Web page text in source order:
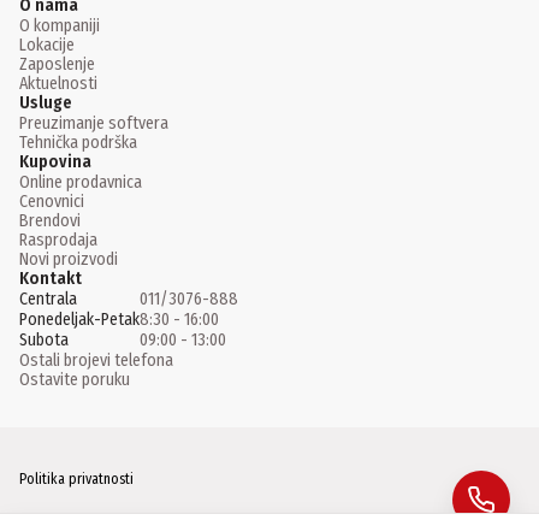
O nama
O kompaniji
Lokacije
Zaposlenje
Aktuelnosti
Usluge
Preuzimanje softvera
Tehnička podrška
Kupovina
Online prodavnica
Cenovnici
Brendovi
Rasprodaja
Novi proizvodi
Kontakt
Centrala
011/3076-888
Ponedeljak-Petak8:30 - 16:00
Subota
09:00 - 13:00
Ostali brojevi telefona
Ostavite poruku
Politika privatnosti